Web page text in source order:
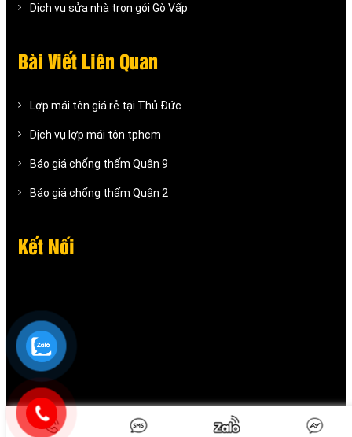
Dịch vụ sửa nhà trọn gói Gò Vấp
Bài Viết Liên Quan
Lợp mái tôn giá rẻ tại Thủ Đức
Dịch vụ lợp mái tôn tphcm
Báo giá chống thấm Quận 9
Báo giá chống thấm Quận 2
Kết Nối